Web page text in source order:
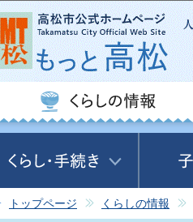
トップページ くらしの情報